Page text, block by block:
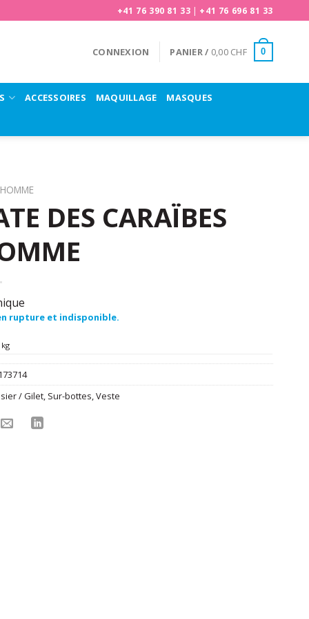
+41 76 390 81 33 | +41 76 696 81 33
CONNEXION PANIER / 0,00 CHF 0
ACCESSOIRES MAQUILLAGE MASQUES
HOMME
DES CARAÏBES
rupture et indisponible.
/ Gilet Sur-bottes ,Veste